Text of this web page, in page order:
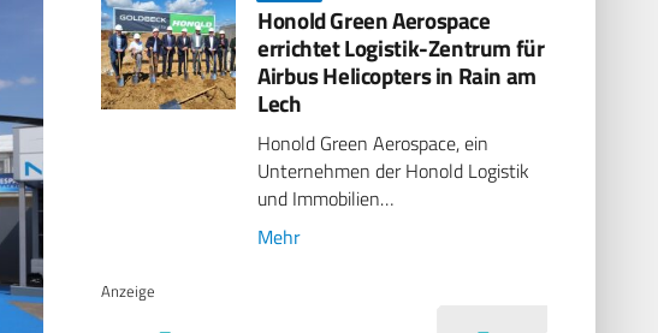
Honold Green Aerospace
errichtet Logistik-Zentrum für
Airbus Helicopters in Rain am
Lech
Honold Green Aerospace, ein
Unternehmen der Honold Logistik
und Immobilien…
Mehr
Anzeige